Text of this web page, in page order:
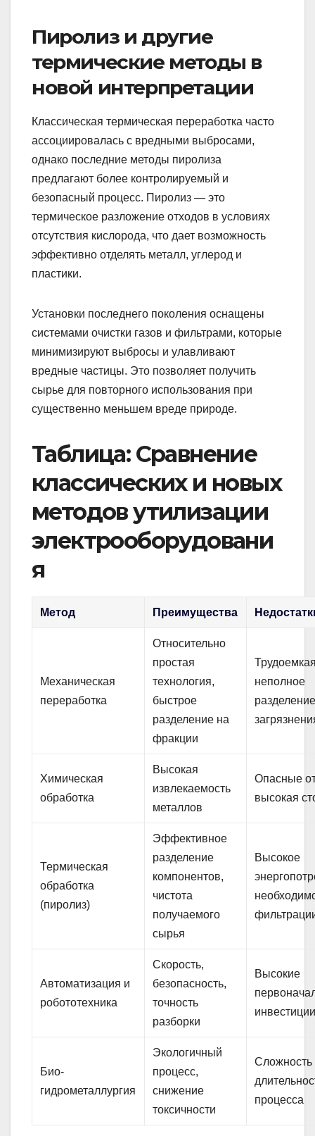
Пиролиз и другие
термические методы в
новой интерпретации
Классическая термическая переработка часто
ассоциировалась с вредными выбросами,
однако последние методы пиролиза
предлагают более контролируемый и
безопасный процесс. Пиролиз — это
термическое разложение отходов в условиях
отсутствия кислорода, что дает возможность
эффективно отделять металл, углерод и
пластики.
Установки последнего поколения оснащены
системами очистки газов и фильтрами, которые
минимизируют выбросы и улавливают
вредные частицы. Это позволяет получить
сырье для повторного использования при
существенно меньшем вреде природе.
Таблица: Сравнение
классических и новых
методов утилизации
электрооборудовани
я
Метод Преимущества
Механическая
переработка
Относительно
простая
технология,
быстрое
разделение на
фракции
неполное
Химическая
обработка
Высокая
извлекаемость
металлов
Опасные
высокая
Термическая
обработка
(пиролиз)
Эффективное
разделение
компонентов,
чистота
получаемого
сырья
Высокое
Автоматизация и
робототехника
Скорость,
безопасность,
точность
разборки
Высокие
Био-
гидрометаллургия
Экологичный
процесс,
снижение
токсичности
Сложность
процесса